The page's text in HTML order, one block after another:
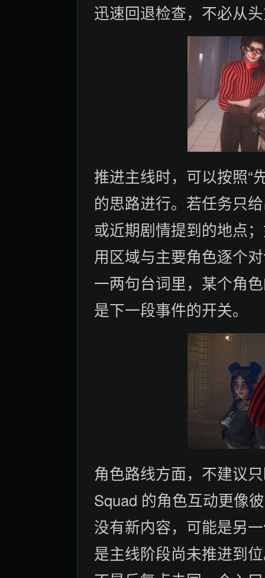
迅速回退检查，不必从
推进主线时，可以按照“
的思路进行。若任务只
或近期剧情提到的地点
用区域与主要角色逐个
一两句台词里，某个角
是下一段事件的开关。
角色路线方面，不建议
Squad 的角色互动更像
没有新内容，可能是另
是主线阶段尚未推进到